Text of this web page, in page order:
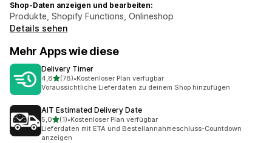
Shop-Daten anzeigen und bearbeiten:
Produkte, Shopify Functions, Onlineshop
Details sehen
Mehr Apps wie diese
Delivery Timer
4,8von 5 Sternen
(78)
78 Rezensionen insgesamt
•Kostenloser Plan verfügbar
Voraussichtliche Lieferdaten zu deinem Shop hinzufügen
AIT Estimated Delivery Date
5,0von 5 Sternen
(1)
1 Rezensionen insgesamt
•Kostenloser Plan verfügbar
Lieferdaten mit ETA und Bestellannahmeschluss-Countdown
anzeigen